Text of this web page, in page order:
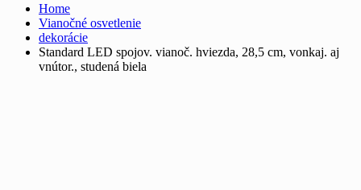
Home
Vianočné osvetlenie
dekorácie
Standard LED spojov. vianoč. hviezda, 28,5 cm, vonkaj. aj
vnútor., studená biela